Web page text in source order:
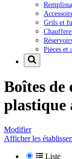
Grils et
Pièces et
Boîtes de
plastique
Modifier
Afficher les
Liste